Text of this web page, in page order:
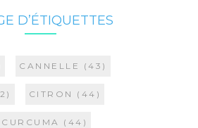
D’ÉTIQUETTES
CANNELLE (43)
CITRON (44)
CURCUMA (44)